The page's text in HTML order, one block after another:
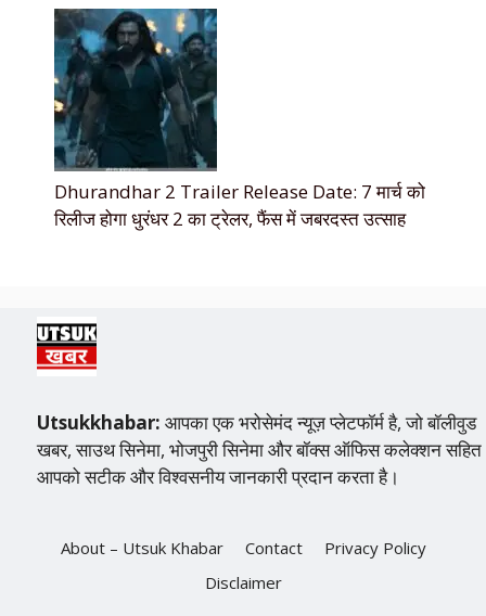
Dhurandhar 2 Trailer Release Date: 7 मार्च को
रिलीज होगा धुरंधर 2 का ट्रेलर, फैंस में जबरदस्त उत्साह
Utsukkhabar: आपका एक भरोसेमंद न्यूज़ प्लेटफॉर्म है, जो बॉलीवुड
खबर, साउथ सिनेमा, भोजपुरी सिनेमा और बॉक्स ऑफिस कलेक्शन सहित
आपको सटीक और विश्वसनीय जानकारी प्रदान करता है।
About – Utsuk Khabar Contact
Privacy Policy
Disclaimer